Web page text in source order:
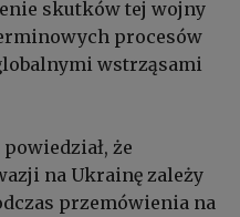
skutków tej wojny
procesów
wstrząsami
że
na Ukrainę zależy
przemówienia na